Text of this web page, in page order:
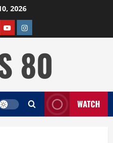
2026
YOUTUBE
instagram
80
WATCH